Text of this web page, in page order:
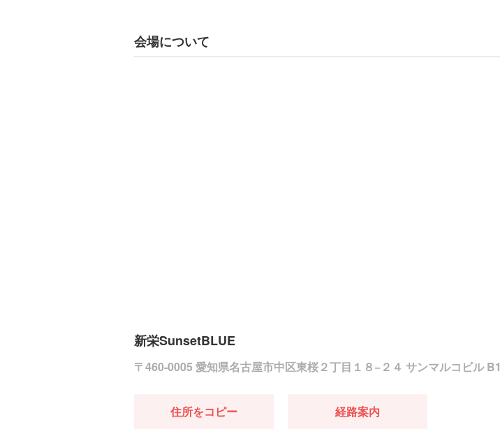
会場について
新栄SunsetBLUE
〒460-0005 愛知県名古屋市中区東桜２丁目１８−２４ サンマルコビル B1
住所をコピー 経路案内